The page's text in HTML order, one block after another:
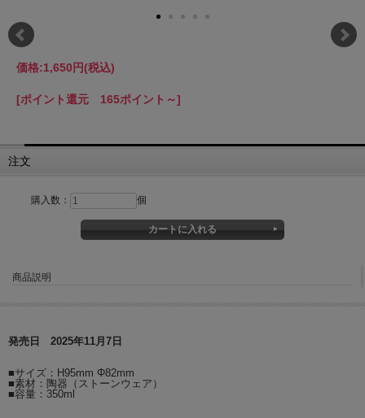
価格:1,650円(税込)
[ポイント還元 165ポイント～]
注文
購入数： 個
商品説明
発売日 2025年11月7日
■サイズ：H95mm Φ82mm
■素材：陶器（ストーンウェア）
■容量：350ml